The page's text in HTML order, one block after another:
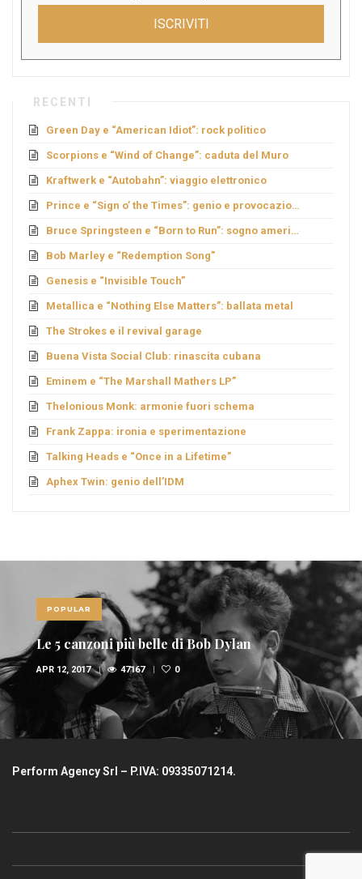
ISCRIVITI
RECENTI
Green Day e “American Idiot”: rock politico
Scorpions e “Wind of Change”: caduta del Muro
Kraftwerk e “Autobahn”: viaggio elettronico
Prince e “Sign o’ the Times”: genio e provocazione
Bruce Springsteen e “Born to Run”: sogno americano
Bob Marley e “Redemption Song”
Genesis e “Invisible Touch”
Metallica e “Nothing Else Matters”: ballata metal
The Strokes e il revival garage
Buena Vista Social Club: rinascita cubana
Eminem e “The Marshall Mathers LP”
Thelonious Monk: armonie fuori schema
Frank Zappa: ironia e sperimentazione
Talking Heads e “Once in a Lifetime”
Aphex Twin: genio dell’IDM
POPULAR
Le 5 canzoni più belle di Bob Dylan
APR 12, 2017 47167 0
Perform Agency Srl – P.IVA: 09335071214.